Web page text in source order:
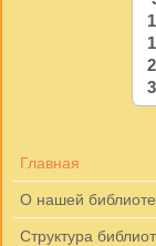
Главная
О нашей
Структура